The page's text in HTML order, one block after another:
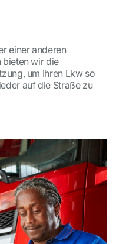
einer anderen
bieten wir die
um Ihren Lkw so
auf die Straße zu